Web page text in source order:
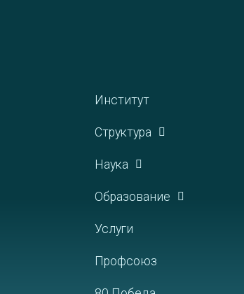
Институт
Структура
Наука
Образование
Услуги
Профсоюз